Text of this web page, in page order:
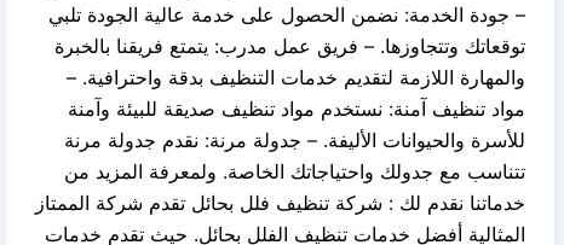
– جودة الخدمة: نضمن الحصول على خدمة عالية الجودة تلبي
توقعاتك وتتجاوزها. – فريق عمل مدرب: يتمتع فريقنا بالخبرة
والمهارة اللازمة لتقديم خدمات التنظيف بدقة واحترافية. –
مواد تنظيف آمنة: نستخدم مواد تنظيف صديقة للبيئة وآمنة
للأسرة والحيوانات الأليفة. – جدولة مرنة: نقدم جدولة مرنة
تتناسب مع جدولك واحتياجاتك الخاصة. ولمعرفة المزيد من
خدماتنا نقدم لك : شركة تنظيف فلل بحائل تقدم شركة الممتاز
المثالية أفضل خدمات تنظيف الفلل بحائل. حيث تقدم خدمات